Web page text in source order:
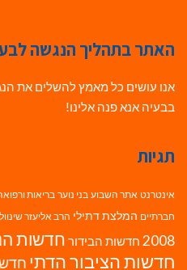
האתר בתהליך הנגשה
אנו עושים כל מאמץ להשלים את
בבעיה אנא פנה אלינו!
תגיות
אינטרנט אתר השבוע בני נוער בריאות
חברתיים המלצת דתילי הרב אליעזר
2008 חדשות הבידור חדשות
חדשות הציבור הדתי